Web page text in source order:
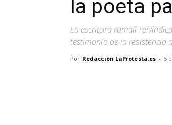
la poeta
La escritora ramalí
testimonio de la resistencia
Por Redacción LaProtesta.es - 5